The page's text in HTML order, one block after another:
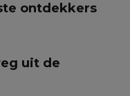
ontdekkers
uit de